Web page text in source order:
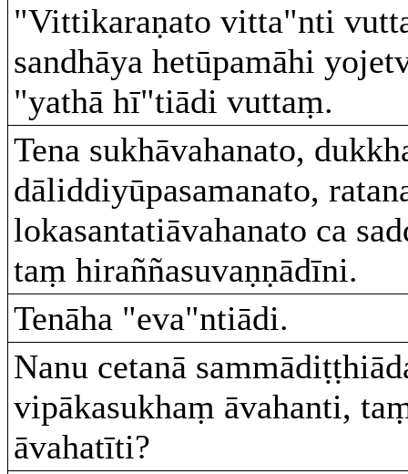
"Vittikaraṇato vitta"nti
sandhāya hetūpamāhi
"yathā hī"tiādi vuttaṃ.
Tena sukhāvahanato,
dāliddiyūpasamanato,
lokasantatiāvahanato ca
taṃ hiraññasuvaṇṇādīni.
Tenāha "eva"ntiādi.
Nanu cetanā
vipākasukhaṃ āvahanti,
āvahatīti?